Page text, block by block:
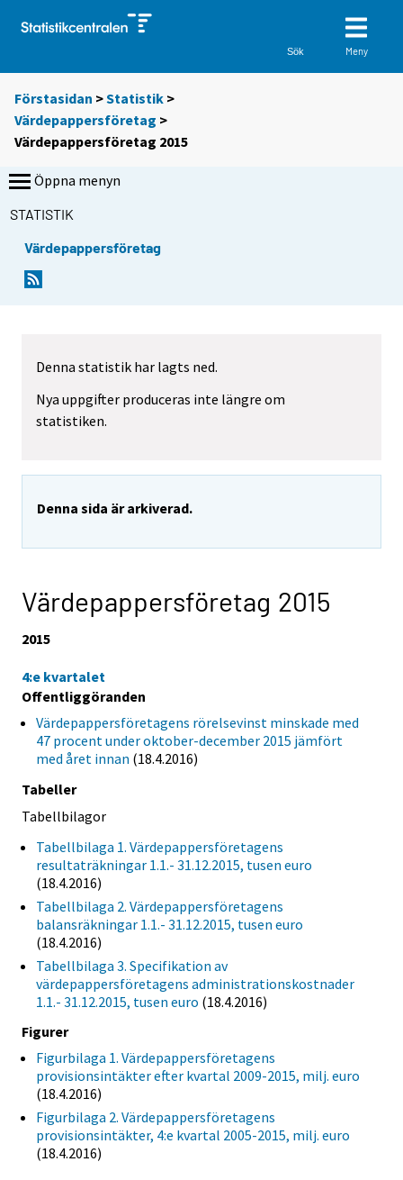
Sök Meny
Förstasidan >Statistik >
Värdepappersföretag >
Värdepappersföretag 2015
Öppna menyn
STATISTIK
Värdepappersföretag
Denna statistik har lagts ned.
Nya uppgifter produceras inte längre om
statistiken.
Denna sida är arkiverad.
Värdepappersföretag 2015
2015
4:e kvartalet
Offentliggöranden
Värdepappersföretagens rörelsevinst minskade med
47 procent under oktober-december 2015 jämfört
med året innan (18.4.2016)
Tabeller
Tabellbilagor
Tabellbilaga 1. Värdepappersföretagens
resultaträkningar 1.1.- 31.12.2015, tusen euro
(18.4.2016)
Tabellbilaga 2. Värdepappersföretagens
balansräkningar 1.1.- 31.12.2015, tusen euro
(18.4.2016)
Tabellbilaga 3. Specifikation av
värdepappersföretagens administrationskostnader
1.1.- 31.12.2015, tusen euro (18.4.2016)
Figurer
Figurbilaga 1. Värdepappersföretagens
provisionsintäkter efter kvartal 2009-2015, milj. euro
(18.4.2016)
Figurbilaga 2. Värdepappersföretagens
provisionsintäkter, 4:e kvartal 2005-2015, milj. euro
(18.4.2016)